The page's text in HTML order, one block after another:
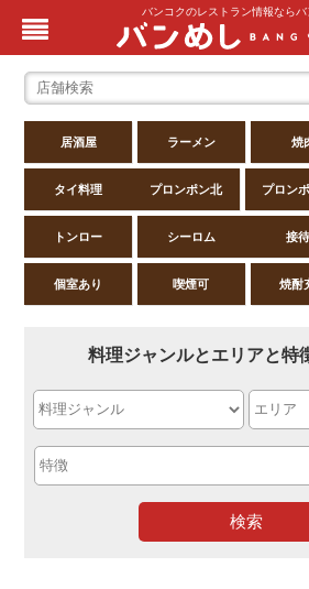
バンコクのレストラン情報ならバ
居酒屋 ラーメン 焼
タイ料理 プロンポン北 プロン
トンロー シーロム 接待
個室あり 喫煙可 焼酎
料理ジャンルとエリアと特
検索